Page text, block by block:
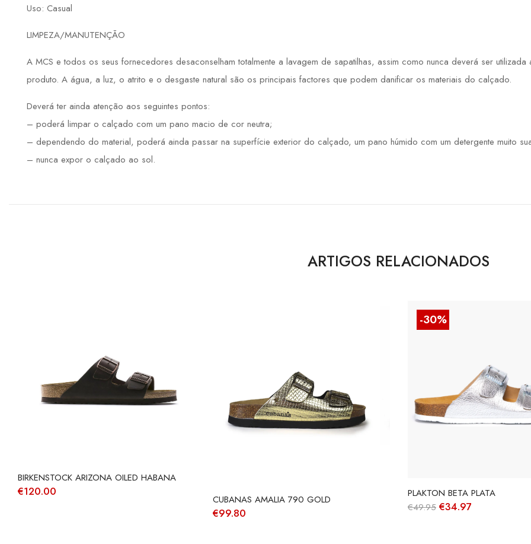
Uso: Casual
LIMPEZA/MANUTENÇÃO
A MCS e todos os seus fornecedores desaconselham totalmente a lavagem de sapatilhas, assim como nunca deverá ser
produto. A água, a luz, o atrito e o desgaste natural são os principais factores que podem danificar os materiais do calçado.
Deverá ter ainda atenção aos seguintes pontos:
– poderá limpar o calçado com um pano macio de cor neutra;
– dependendo do material, poderá ainda passar na superfície exterior do calçado, um pano húmido com um detergente muito
– nunca expor o calçado ao sol.
ARTIGOS RELACIONADOS
BIRKENSTOCK ARIZONA OILED HABANA
€120.00
CUBANAS AMALIA 790 GOLD
€99.80
-30%
PLAKTON BETA PLATA
€49.95 O
€34.97O